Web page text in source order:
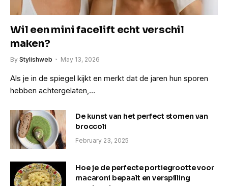
Wil een mini facelift echt verschil
maken?
By Stylishweb May 13, 2026
Als je in de spiegel kijkt en merkt dat de jaren hun sporen
hebben achtergelaten,…
De kunst van het perfect stomen van
broccoli
February 23, 2025
Hoe je de perfecte portiegrootte voor
macaroni bepaalt en verspilling